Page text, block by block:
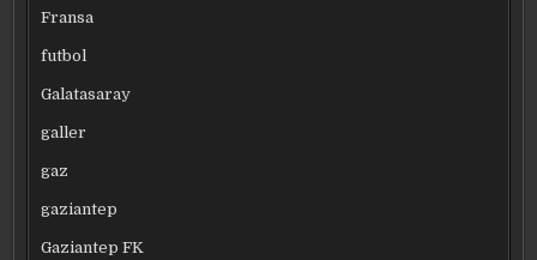
Fransa
futbol
Galatasaray
galler
gaz
gaziantep
Gaziantep FK